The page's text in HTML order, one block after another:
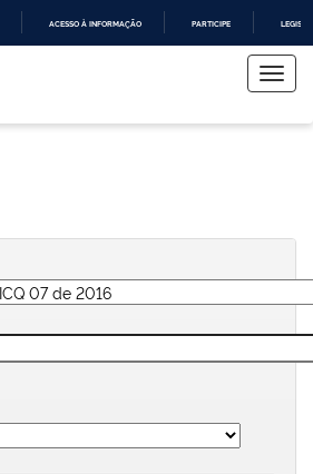
ACESSO À INFORMAÇÃO PARTICIPE